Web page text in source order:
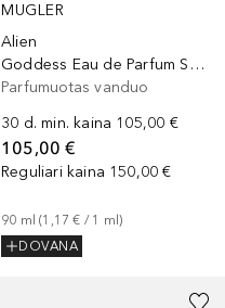
MUGLER
Alien
Goddess Eau de Parfum Supra Florale
Parfumuotas vanduo
30 d. min. kaina 105,00 €
105,00 €
Reguliari kaina 150,00 €
90 ml (1,17 € / 1 ml)
DOVANA